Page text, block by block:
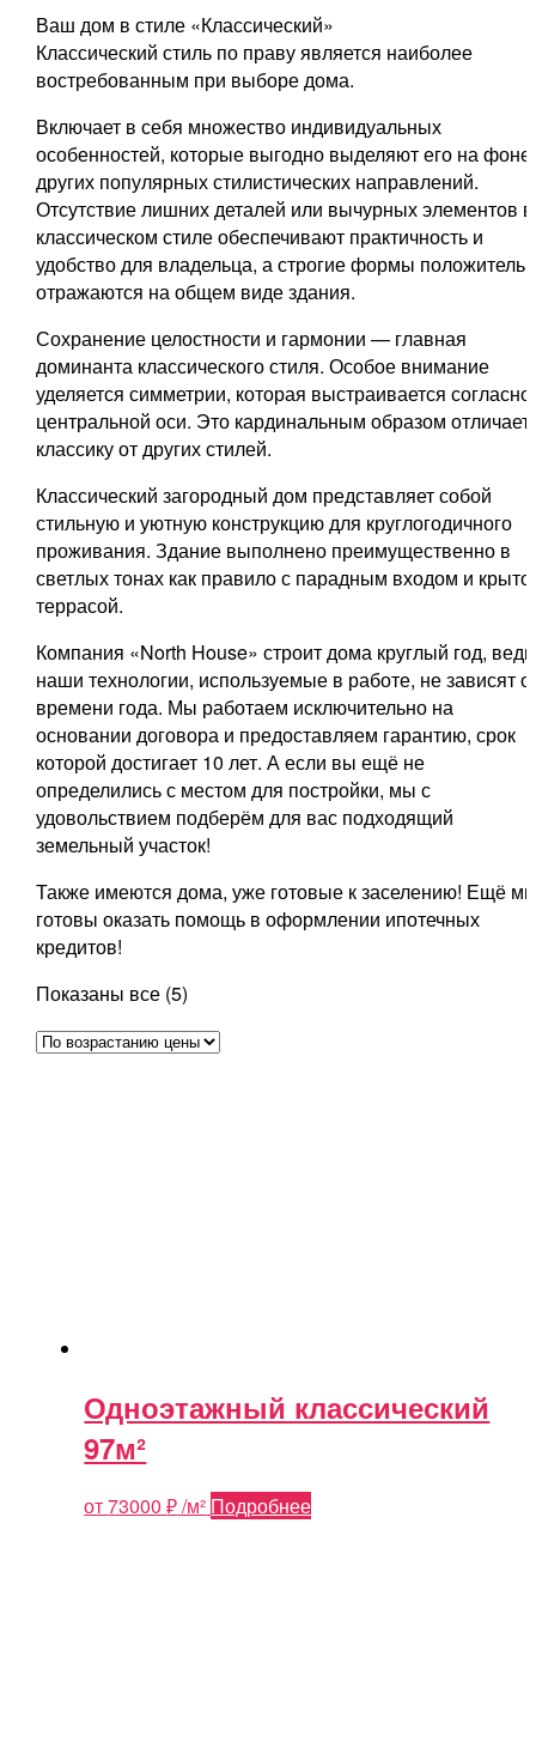
Ваш дом в стиле «Классический»
Классический стиль по праву является наиболее
востребованным при выборе дома.
Включает в себя множество индивидуальных
особенностей, которые выгодно выделяют его на фоне
других популярных стилистических направлений.
Отсутствие лишних деталей или вычурных элементов в
классическом стиле обеспечивают практичность и
удобство для владельца, а строгие формы
отражаются на общем виде здания.
Сохранение целостности и гармонии — главная
доминанта классического стиля. Особое внимание
уделяется симметрии, которая выстраивается согласно
центральной оси. Это кардинальным образом отличает
классику от других стилей.
Классический загородный дом представляет собой
стильную и уютную конструкцию для круглогодичного
проживания. Здание выполнено преимущественно в
светлых тонах как правило с парадным входом и
террасой.
Компания «North House» строит дома круглый год, ведь
наши технологии, используемые в работе, не зависят
времени года. Мы работаем исключительно на
основании договора и предоставляем гарантию, срок
которой достигает 10 лет. А если вы ещё не
определились с местом для постройки, мы с
удовольствием подберём для вас подходящий
земельный участок!
Также имеются дома, уже готовые к заселению! Ещё
готовы оказать помощь в оформлении ипотечных
кредитов!
Показаны все (5)
возрастанию
Одноэтажный классический
97м²
от73000₽/м² Подробнее